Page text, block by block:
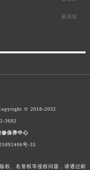
延庆区
© 2018-2032
3692
修保养中心
号-35
权、名誉权等侵权问题，请通过邮